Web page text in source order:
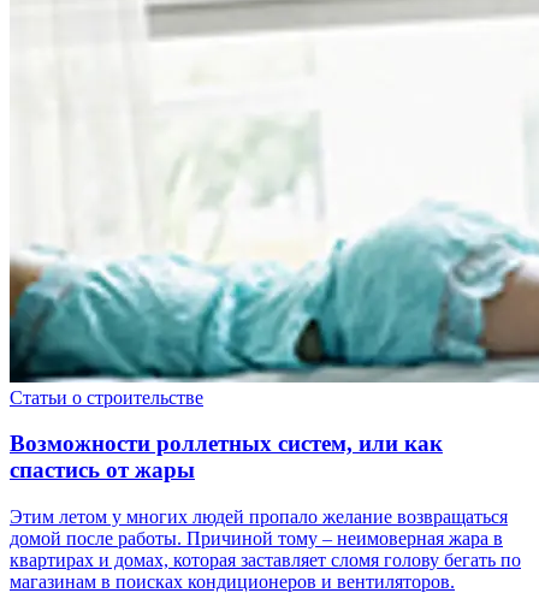
Статьи о строительстве
Возможности роллетных систем, или как
спастись от жары
Этим летом у многих людей пропало желание возвращаться
домой после работы. Причиной тому – неимоверная жара в
квартирах и домах, которая заставляет сломя голову бегать по
магазинам в поисках кондиционеров и вентиляторов.